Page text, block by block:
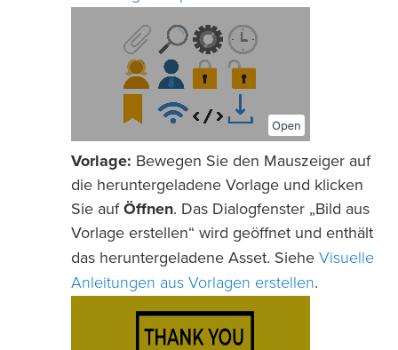
Vorlage: Bewegen Sie den Mauszeiger auf
die heruntergeladene Vorlage und klicken
Sie auf Öffnen. Das Dialogfenster „Bild aus
Vorlage erstellen“ wird geöffnet und enthält
das heruntergeladene Asset. Siehe Visuelle
Anleitungen aus Vorlagen erstellen.